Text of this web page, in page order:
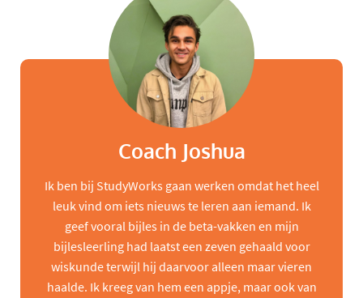
Coach Joshua
Ik ben bij StudyWorks gaan werken omdat het heel
leuk vind om iets nieuws te leren aan iemand. Ik
geef vooral bijles in de beta-vakken en mijn
bijlesleerling had laatst een zeven gehaald voor
wiskunde terwijl hij daarvoor alleen maar vieren
haalde. Ik kreeg van hem een appje, maar ook van